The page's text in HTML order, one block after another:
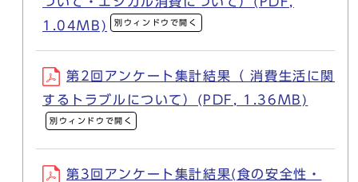
1.04MB)
別ウィンドウで開く
第2回アンケート集計結果（ 消費生活に関
するトラブルについて）(PDF, 1.36MB)
別ウィンドウで開く
第3回アンケート集計結果(食の安全性・